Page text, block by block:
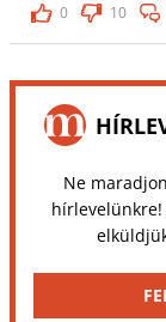
0
10
Ne
hírlevelünkre!